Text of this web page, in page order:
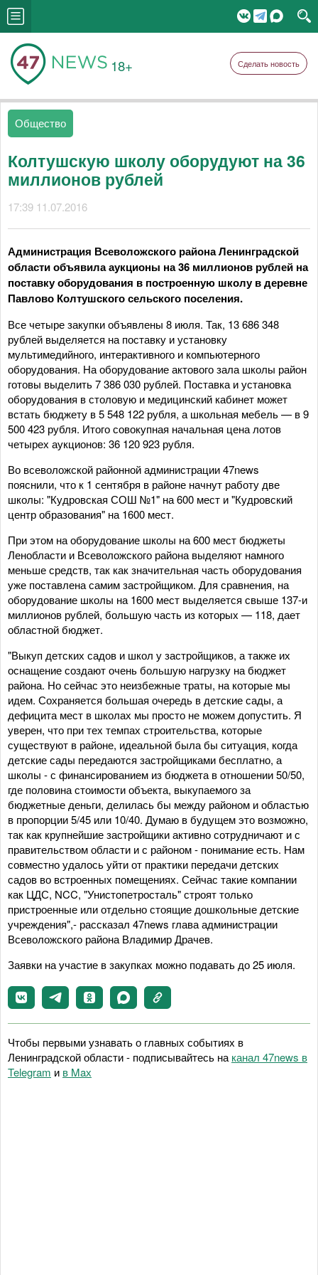
18+ Сделать новость
Общество
Колтушскую школу оборудуют на 36
миллионов рублей
17:39 11.07.2016
Администрация Всеволожского района Ленинградской
области объявила аукционы на 36 миллионов рублей на
поставку оборудования в построенную школу в деревне
Павлово Колтушского сельского поселения.
Все четыре закупки объявлены 8 июля. Так, 13 686 348
рублей выделяется на поставку и установку
мультимедийного, интерактивного и компьютерного
оборудования. На оборудование актового зала школы район
готовы выделить 7 386 030 рублей. Поставка и установка
оборудования в столовую и медицинский кабинет может
встать бюджету в 5 548 122 рубля, а школьная мебель — в 9
500 423 рубля. Итого совокупная начальная цена лотов
четырех аукционов: 36 120 923 рубля.
Во всеволожской районной администрации 47news
пояснили, что к 1 сентября в районе начнут работу две
школы: "Кудровская СОШ №1" на 600 мест и "Кудровский
центр образования" на 1600 мест.
При этом на оборудование школы на 600 мест бюджеты
Ленобласти и Всеволожского района выделяют намного
меньше средств, так как значительная часть оборудования
уже поставлена самим застройщиком. Для сравнения, на
оборудование школы на 1600 мест выделяется свыше 137-и
миллионов рублей, большую часть из которых — 118, дает
областной бюджет.
"Выкуп детских садов и школ у застройщиков, а также их
оснащение создают очень большую нагрузку на бюджет
района. Но сейчас это неизбежные траты, на которые мы
идем. Сохраняется большая очередь в детские сады, а
дефицита мест в школах мы просто не можем допустить. Я
уверен, что при тех темпах строительства, которые
существуют в районе, идеальной была бы ситуация, когда
детские сады передаются застройщиками бесплатно, а
школы - с финансированием из бюджета в отношении 50/50,
где половина стоимости объекта, выкупаемого за
бюджетные деньги, делилась бы между районом и областью
в пропорции 5/45 или 10/40. Думаю в будущем это возможно,
так как крупнейшие застройщики активно сотрудничают и с
правительством области и с районом - понимание есть. Нам
совместно удалось уйти от практики передачи детских
садов во встроенных помещениях. Сейчас такие компании
как ЦДС, NCC, "Унистопетросталь" строят только
пристроенные или отдельно стоящие дошкольные детские
учреждения",- рассказал 47news глава администрации
Всеволожского района Владимир Драчев.
Заявки на участие в закупках можно подавать до 25 июля.
Чтобы первыми узнавать о главных событиях в
Ленинградской области - подписывайтесь на канал 47news в
Telegram и в Maх